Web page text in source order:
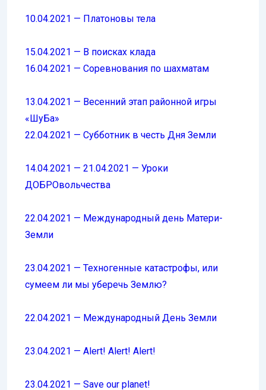
10.04.2021 — Платоновы тела
15.04.2021 — В поисках клада
16.04.2021 — Соревнования по шахматам
13.04.2021 — Весенний этап районной игры
«ШуБа»
22.04.2021 — Субботник в честь Дня Земли
14.04.2021 — 21.04.2021 — Уроки
ДОБРОвольчества
22.04.2021 — Международный день Матери-
Земли
23.04.2021 — Техногенные катастрофы, или
сумеем ли мы уберечь Землю?
22.04.2021 — Международный День Земли
23.04.2021 — Alert! Alert! Alert!
23.04.2021 — Save our planet!